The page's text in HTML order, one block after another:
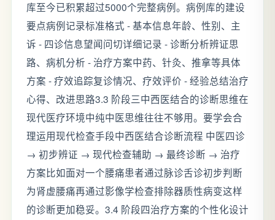
库至今已积累超过5000个完整病例。病例库的建设
要点病例记录标准格式 - 基本信息年龄、性别、主
诉 - 四诊信息望闻问切详细记录 - 诊断分析辨证思
路、病机分析 - 治疗方案中药、针灸、推拿等具体
方案 - 疗效追踪复诊情况、疗效评价 - 经验总结治疗
心得、改进思路3.3 阶段三中西医结合的诊断思维在
现代医疗环境中纯中医思维往往不够用。要学会合
理运用现代检查手段中西医结合诊断流程 中医四诊
→ 初步辨证 → 现代检查辅助 → 最终诊断 → 治疗
方案比如面对一个腰痛患者通过脉诊舌诊初步判断
为肾虚腰痛再通过影像学检查排除器质性病变这样
的诊断更加稳妥。3.4 阶段四治疗方案的个性化设计